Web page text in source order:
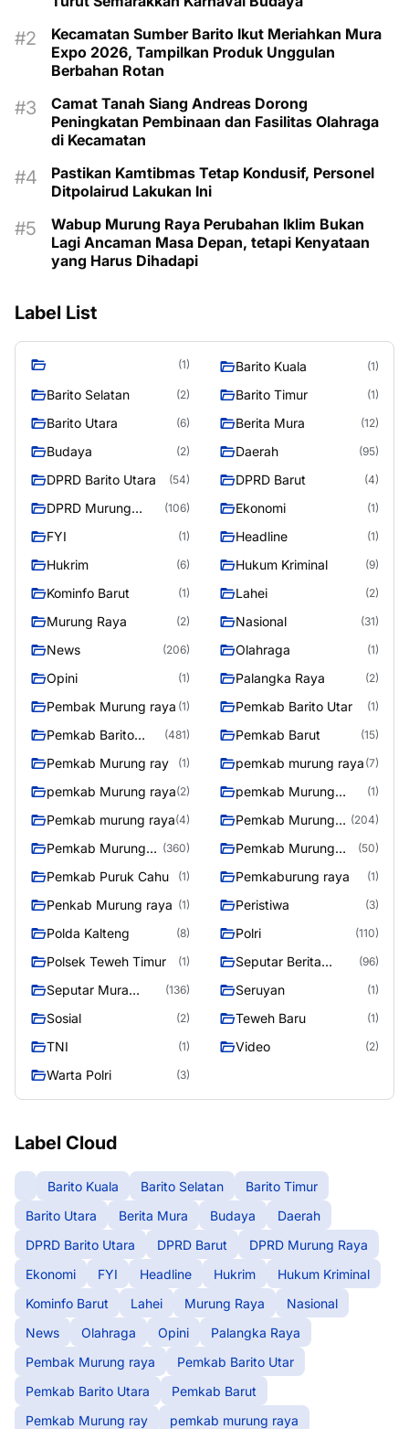
Kecamatan Sumber Barito Ikut Meriahkan Mura
Expo 2026, Tampilkan Produk Unggulan
Berbahan Rotan
Camat Tanah Siang Andreas Dorong
Peningkatan Pembinaan dan Fasilitas Olahraga
di Kecamatan
Pastikan Kamtibmas Tetap Kondusif, Personel
Ditpolairud Lakukan Ini
Wabup Murung Raya Perubahan Iklim Bukan
Lagi Ancaman Masa Depan, tetapi Kenyataan
yang Harus Dihadapi
Label List
(1) Barito Kuala (1)
Barito Selatan (2) Barito Timur (1)
Barito Utara (6) Berita Mura (12)
Budaya (2) Daerah (95)
DPRD Barito Utara (54) DPRD Barut (4)
DPRD Murung
(106) Ekonomi (1)
FYI (1) Headline (1)
Hukrim (6) Hukum Kriminal (9)
Kominfo Barut (1) Lahei (2)
Murung Raya (2) Nasional (31)
News (206) Olahraga (1)
Opini (1) Palangka Raya (2)
Pembak Murung raya (1) Pemkab Barito Utar (1)
Pemkab Barito
(481) Pemkab Barut (15)
Pemkab Murung ray (1) pemkab murung raya (7)
pemkab Murung raya(2)
pemkab Murung
(1)
Pemkab murung raya(4)
Pemkab Murung
(204)
Pemkab Murung
(360)
Pemkab Murung
(50)
Pemkab Puruk Cahu (1) Pemkaburung raya (1)
Penkab Murung raya (1) Peristiwa (3)
Polda Kalteng (8) Polri (110)
Polsek Teweh Timur (1)
Seputar Berita
(96)
Seputar Mura
(136) Seruyan (1)
Sosial (2) Teweh Baru (1)
TNI (1) Video (2)
Warta Polri (3)
Label Cloud
Barito Kuala Barito Selatan
Barito Timur
Barito Utara
Berita Mura Budaya
Daerah
DPRD Barito Utara
DPRD Barut
DPRD Murung Raya
Ekonomi
FYI Headline Hukrim
Hukum Kriminal
Kominfo Barut
Lahei Murung Raya
Nasional
News
Olahraga Opini
Palangka Raya
Pembak Murung raya
Pemkab Barito Utar
Pemkab Barito Utara
Pemkab Barut
Pemkab Murung ray
pemkab murung raya